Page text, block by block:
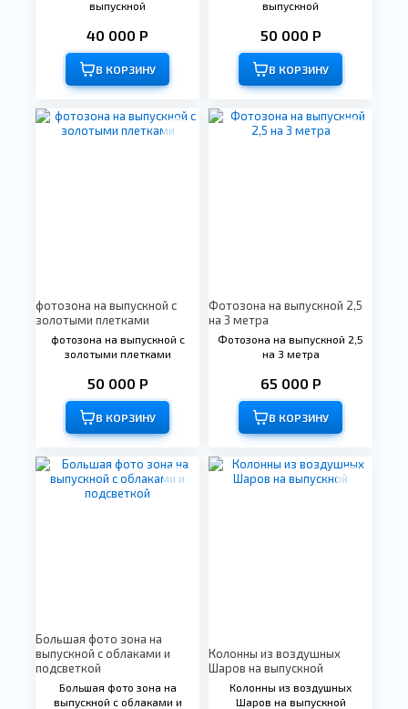
выпускной
40 000 Р
В КОРЗИНУ
выпускной
50 000 Р
В КОРЗИНУ
фотозона на выпускной с
золотыми плетками
фотозона на выпускной с
золотыми плетками
50 000 Р
В КОРЗИНУ
Фотозона на выпускной 2,5
на 3 метра
Фотозона на выпускной 2,5
на 3 метра
65 000 Р
В КОРЗИНУ
Большая фото зона на
выпускной с облаками и
подсветкой
Большая фото зона на
выпускной с облаками и
Колонны из воздушных
Шаров на выпускной
Колонны из воздушных
Шаров на выпускной